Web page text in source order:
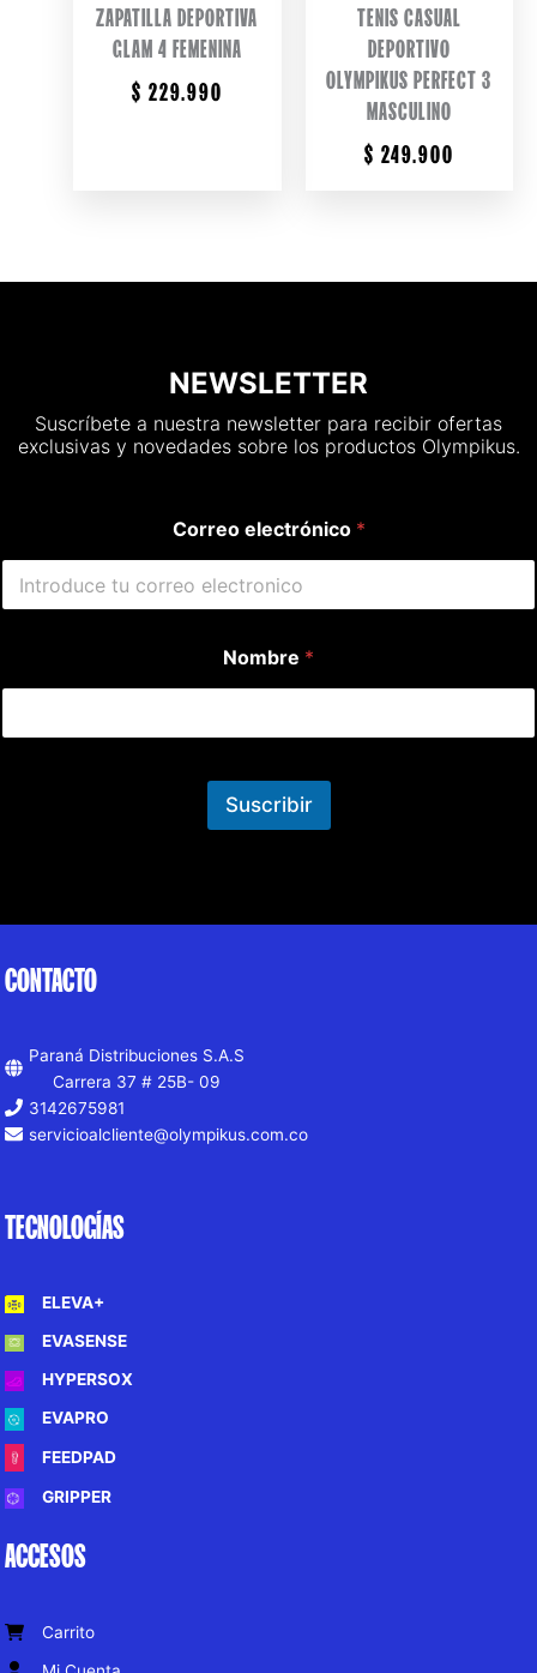
ZAPATILLA DEPORTIVA
GLAM 4 FEMENINA
$ 229.990
TENIS CASUAL
DEPORTIVO
OLYMPIKUS PERFECT 3
MASCULINO
$ 249.900
NEWSLETTER
Suscríbete a nuestra newsletter para recibir ofertas
exclusivas y novedades sobre los productos Olympikus.
Correo electrónico *
Nombre *
Suscribir
CONTACTO
Paraná Distribuciones S.A.S
Carrera 37 # 25B- 09
3142675981
servicioalcliente@olympikus.com.co
TECNOLOGÍAS
ELEVA+
EVASENSE
HYPERSOX
EVAPRO
FEEDPAD
GRIPPER
ACCESOS
Carrito